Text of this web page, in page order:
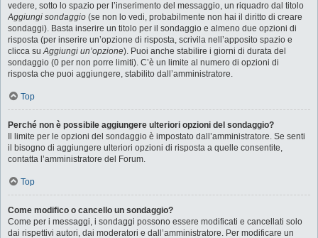
vedere, sotto lo spazio per l’inserimento del messaggio, un riquadro dal titolo
Aggiungi sondaggio (se non lo vedi, probabilmente non hai il diritto di creare
sondaggi). Basta inserire un titolo per il sondaggio e almeno due opzioni di
risposta (per inserire un’opzione di risposta, scrivila nell’apposito spazio e
clicca suAggiungi un’opzione). Puoi anche stabilire i giorni di durata del
sondaggio (0 per non porre limiti). C’è un limite al numero di opzioni di
risposta che puoi aggiungere, stabilito dall’amministratore.
Top
Perché non è possibile aggiungere ulteriori opzioni del sondaggio?
Il limite per le opzioni del sondaggio è impostato dall’amministratore. Se senti
il bisogno di aggiungere ulteriori opzioni di risposta a quelle consentite,
contatta l’amministratore del Forum.
Top
Come modifico o cancello un sondaggio?
Come per i messaggi, i sondaggi possono essere modificati e cancellati solo
dai rispettivi autori, dai moderatori e dall’amministratore. Per modificare un